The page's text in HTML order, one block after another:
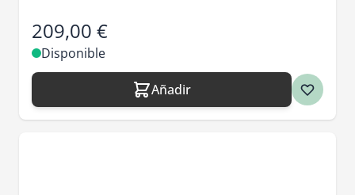
209,00 €
Disponible
Añadir